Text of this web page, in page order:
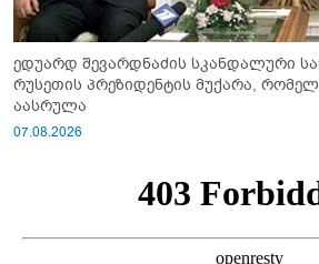
ედუარდ შევარდნაძის სკანდალური
რუსეთის პრეზიდენტის მუქარა,
აასრულა
07.08.2026